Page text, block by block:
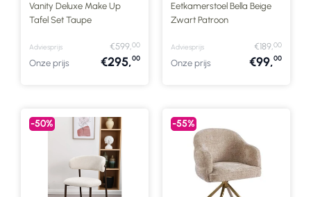
Vanity Deluxe Make Up
Tafel Set Taupe
Adviesprijs €599,00
Onze prijs €295,00
Eetkamerstoel Bella Beige
Zwart Patroon
Adviesprijs €189,00
Onze prijs €99,00
-50% -55%